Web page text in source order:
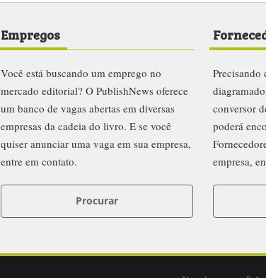
Empregos
Você está buscando um emprego no
mercado editorial? O PublishNews oferece
um banco de vagas abertas em diversas
empresas da cadeia do livro. E se você
quiser anunciar uma vaga em sua empresa,
entre em contato.
Procurar
Precisando
conversor
poderá
empresa,